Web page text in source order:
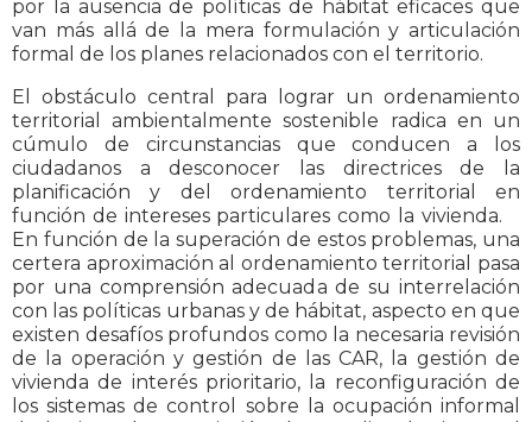
por la ausencia de políticas de hábitat eficaces que
van más allá de la mera formulación y articulación
formal de los planes relacionados con el territorio.
El obstáculo central para lograr un ordenamiento
territorial ambientalmente sostenible radica en un
cúmulo de circunstancias que conducen a los
ciudadanos a desconocer las directrices de la
planificación y del ordenamiento territorial en
función de intereses particulares como la vivienda.
En función de la superación de estos problemas, una
certera aproximación al ordenamiento territorial pasa
por una comprensión adecuada de su interrelación
con las políticas urbanas y de hábitat, aspecto en que
existen desafíos profundos como la necesaria revisión
de la operación y gestión de las CAR, la gestión de
vivienda de interés prioritario, la reconfiguración de
los sistemas de control sobre la ocupación informal